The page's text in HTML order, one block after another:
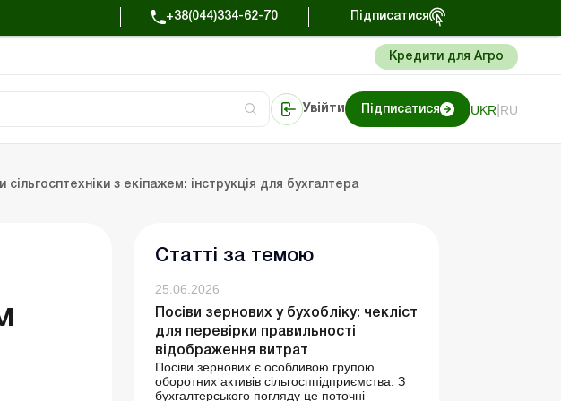
+38(044)334-62-70 Підписатися
Кредити для Агро
Увійти Підписатися UKR RU
з екіпажем: інструкція для бухгалтера
Статті за темою
25.06.2026
Посіви зернових у бухобліку: чекліст
для перевірки правильності
відображення витрат
Посіви зернових є особливою групою
оборотних активів сільгосппідприємства. З
бухгалтерського погляду це поточні